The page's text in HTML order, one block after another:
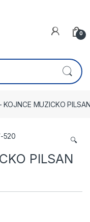
0
KOJNCE MUZICKO
🔍
PILSAN